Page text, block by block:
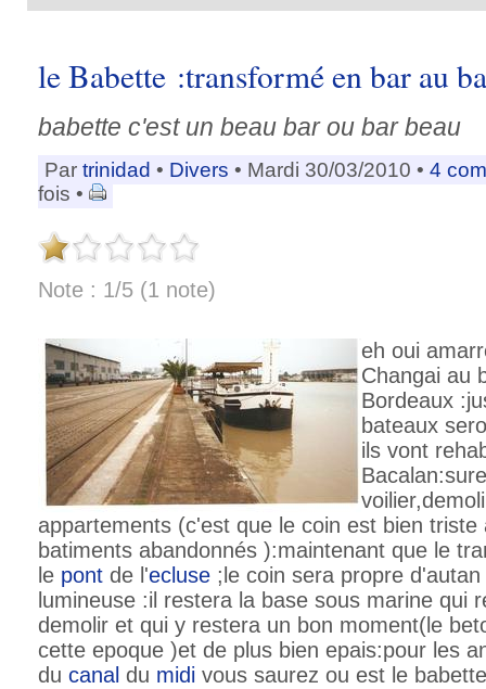
le Babette :transformé en bar au
babette c'est un beau bar ou bar beau
Par trinidad • Divers • Mardi 30/03/2010 • 4
fois •
Note : 1/5 (1 note)
eh oui
Changai au
Bordeaux
bateaux
ils vont
appartements (c'est que le coin est bien triste
batiments abandonnés ):maintenant que le
le pont de l'ecluse ;le coin sera propre
lumineuse :il restera la base sous marine qui
demolir et qui y restera un bon moment(le
cette epoque )et de plus bien epais:pour les
du canal du midi vous saurez ou est le babette